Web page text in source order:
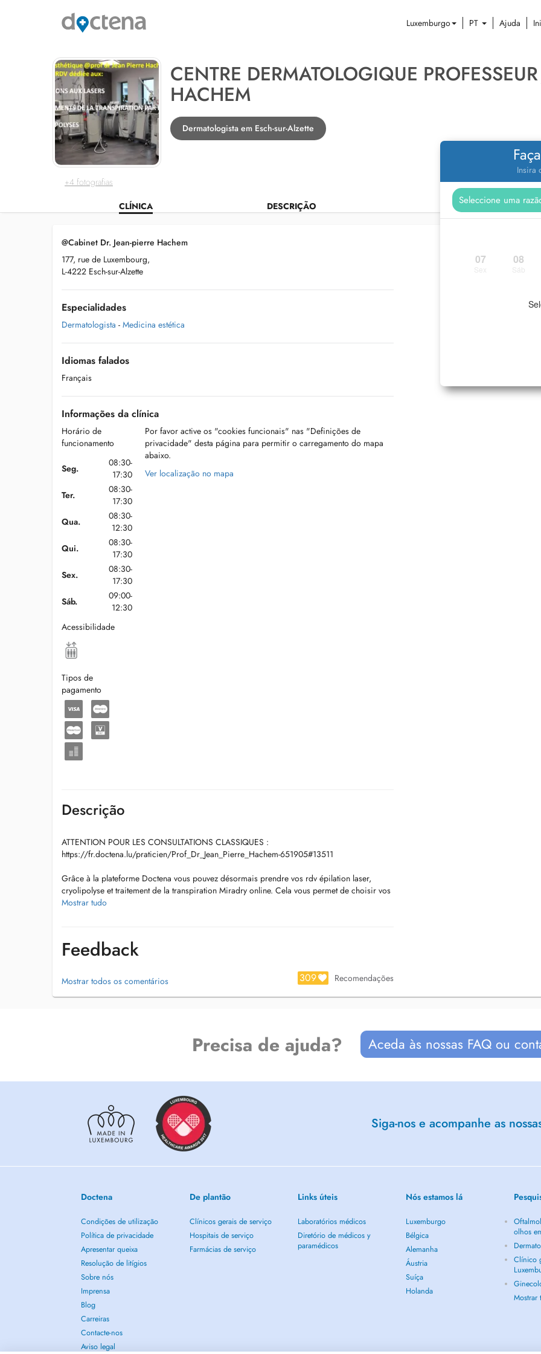
Luxemburgo PT Ajuda
+4 fotografias
CENTRE DERMATOLOGIQUE
HACHEM
Dermatologista em Esch-sur-Alzette
CLÍNICA DESCRIÇÃO
Insira
07 08
@Cabinet Dr. Jean-pierre Hachem
177, rue de Luxembourg,
L-4222 Esch-sur-Alzette
Especialidades
Dermatologista - Medicina estética
Idiomas falados
Français
Informações da clínica
Horário de
funcionamento
Seg.
08:30-
17:30
Ter.
08:30-
17:30
Qua.
08:30-
12:30
Qui.
08:30-
17:30
Sex.
08:30-
17:30
Sáb.
09:00-
12:30
Acessibilidade
Tipos de
pagamento
Por favor active os "cookies funcionais" nas "Definições de
privacidade" desta página para permitir o carregamento do mapa
abaixo.
Ver localização no mapa
Descrição
ATTENTION POUR LES CONSULTATIONS CLASSIQUES :
https://fr.doctena.lu/praticien/Prof_Dr_Jean_Pierre_Hachem-651905#13511
Grâce à la plateforme Doctena vous pouvez désormais prendre vos rdv épilation laser,
cryolipolyse et traitement de la transpiration Miradry online. Cela vous permet de choisir vos
horaires plus librement. Pour les autres lasers (couperose, pigmentation, lifting, tatouage,
Thanks to Doctena platform you can schedule your own appointments for laser hair removal,
for your convenience. For all other laser therapies (rosacea, pigmentation, lifting, tattoo
removal, rejuvenation, scars, acne etc) please call or book an appointment using the profile
of prof dr Jean Pierre Hachem on Doctena .
Mostrar tudo
Feedback
Mostrar todos os comentários 309 Recomendações
Precisa de ajuda? Aceda às nossas FAQ ou
Siga-nos e acompanhe as
Doctena
Condições de utilização
Política de privacidade
Apresentar queixa
Resolução de litígios
Sobre nós
Imprensa
Blog
Carreiras
Contacte-nos
Aviso legal
De plantão
Clínicos gerais de serviço
Hospitais de serviço
Farmácias de serviço
Links úteis
Laboratórios médicos
Diretório de médicos y
paramédicos
Nós estamos lá
Luxemburgo
Bélgica
Alemanha
Áustria
Suíça
Holanda
olhos
Clínico